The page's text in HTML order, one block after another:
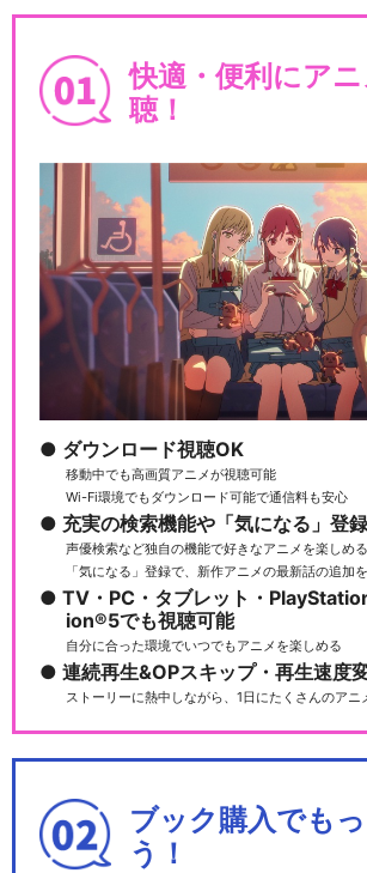
快適・便利にア
聴！
ダウンロード視聴OK
移動中でも高画質アニメが視聴可能
Wi-Fi環境でもダウンロード可能で通信料も安心
充実の検索機能や「気になる」登録
声優検索など独自の機能で好きなアニメを楽しめる
「気になる」登録で、新作アニメの最新話の追加
TV・PC・タブレット・
ion®5でも視聴可能
自分に合った環境でいつでもアニメを楽しめる
連続再生&OPスキップ・再生速度
ストーリーに熱中しながら、1日にたくさんのアニ
ブック購入でも
う！